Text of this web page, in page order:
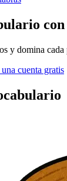
y domina
cuenta gratis